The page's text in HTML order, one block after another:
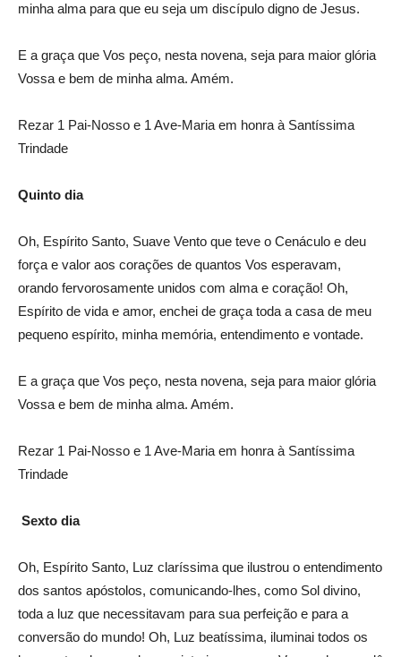
minha alma para que eu seja um discípulo digno de Jesus.
E a graça que Vos peço, nesta novena, seja para maior glória
Vossa e bem de minha alma. Amém.
Rezar 1 Pai-Nosso e 1 Ave-Maria em honra à Santíssima
Trindade
Quinto dia
Oh, Espírito Santo, Suave Vento que teve o Cenáculo e deu
força e valor aos corações de quantos Vos esperavam,
orando fervorosamente unidos com alma e coração! Oh,
Espírito de vida e amor, enchei de graça toda a casa de meu
pequeno espírito, minha memória, entendimento e vontade.
E a graça que Vos peço, nesta novena, seja para maior glória
Vossa e bem de minha alma. Amém.
Rezar 1 Pai-Nosso e 1 Ave-Maria em honra à Santíssima
Trindade
Sexto dia
Oh, Espírito Santo, Luz claríssima que ilustrou o entendimento
dos santos apóstolos, comunicando-lhes, como Sol divino,
toda a luz que necessitavam para sua perfeição e para a
conversão do mundo! Oh, Luz beatíssima, iluminai todos os